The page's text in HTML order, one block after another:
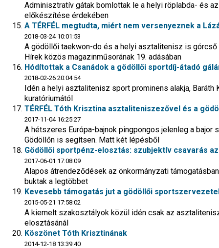
Adminisztratív gátak bomlottak le a helyi röplabda- és
előkészítése érdekében
A TÉRFÉL megtudta, miért nem versenyeznek a
2018-03-24 10:01:53
A gödöllői taekwon-do és a helyi asztalitenisz is
Hírek közös magazinműsorának 19. adásában
Hódítottak a Csanádok a gödöllői sportdíj-átadó
2018-02-26 20:04:54
Idén a helyi asztalitenisz sport prominens alakja,
kuratóriumától
TÉRFÉL Tóth Krisztina asztaliteniszezővel és a
2017-11-04 16:25:27
A hétszeres Európa-bajnok pingpongos jelenleg a bajor
Gödöllőn is segítsen. Matt két lépésből
Gödöllői sportpénz-elosztás: szubjektív csavarás
2017-06-01 17:08:09
Alapos átrendeződések az önkormányzati
buktak a legtöbbet
Kevesebb támogatás jut a gödöllői
2015-05-21 17:58:02
A kiemelt szakosztályok közül idén csak az
elosztásánál
Köszönet Tóth Krisztinának
2014-12-18 13:39:40